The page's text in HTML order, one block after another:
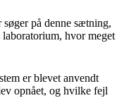
på denne sætning,
hvor meget
er blevet anvendt
opnået, og hvilke fejl